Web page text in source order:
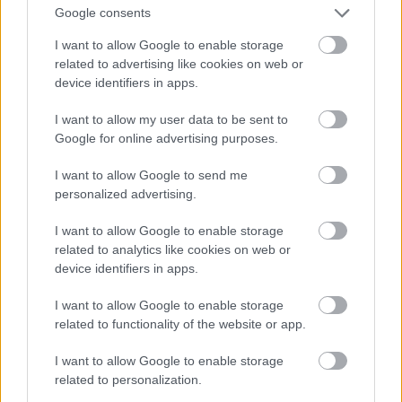
Google consents
I want to allow Google to enable storage
related to advertising like cookies on web or
device identifiers in apps.
I want to allow my user data to be sent to
Google for online advertising purposes.
I want to allow Google to send me
personalized advertising.
I want to allow Google to enable storage
related to analytics like cookies on web or
device identifiers in apps.
I want to allow Google to enable storage
related to functionality of the website or app.
I want to allow Google to enable storage
related to personalization.
A baltát faragáskor nem a nyél végén, hanem
a feje alatt, nagyjából a
tömegközéppontjában fogjuk. Ez
kontrolláltabb használatot tesz lehetővé.
Faragás során a baltafej a függőleges síkban
mozog, az él pedig lefelé néz. Azaz nem
dolgozunk oldalirányban, ferde szögben.
megfelelően megdöntve, de a vágás iránya
lefele mutat.
Használjunk fa munkapadot, ami masszív,
nem mozdul el, ellentartja a munkadarabot,
és elnyeli a kifutó vagy lecsúszó ütéseit a
baltának, miközben nem károsítja annak élét.
A munkapadnak a közepére, vagy a közepe és
a tőlünk távolabb eső széle közé pozícionáljuk